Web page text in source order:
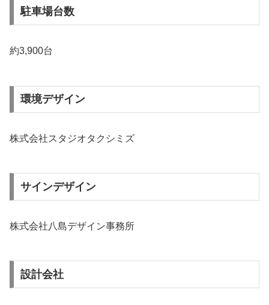
駐車場台数
約3,900台
環境デザイン
株式会社スタジオタクシミズ
サインデザイン
株式会社八島デザイン事務所
設計会社